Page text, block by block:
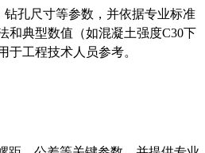
孔尺寸等参数，并依据专业标准
和典型数值（如混凝土强度C30下
工程技术人员参考。